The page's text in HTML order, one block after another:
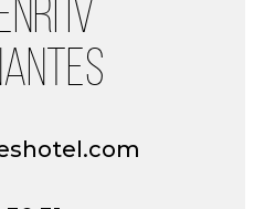
IV